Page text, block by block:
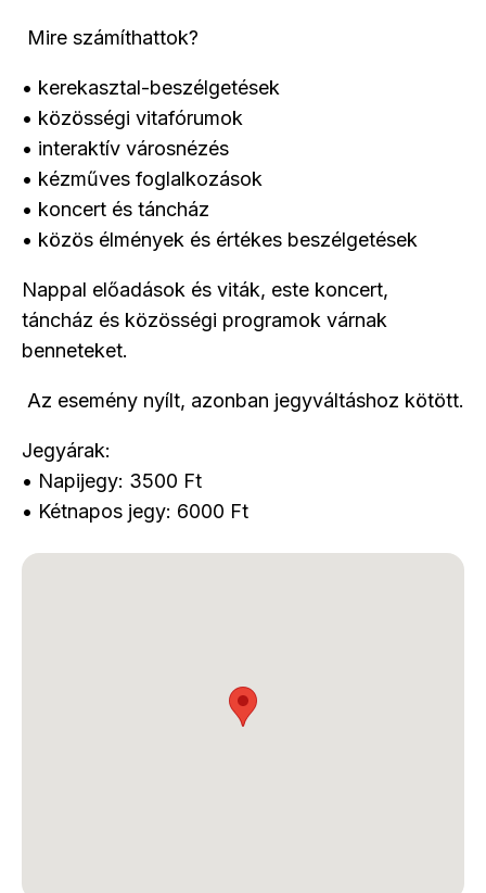
Mire számíthattok?
• kerekasztal-beszélgetések
• közösségi vitafórumok
• interaktív városnézés
• kézműves foglalkozások
• koncert és táncház
• közös élmények és értékes beszélgetések
Nappal előadások és viták, este koncert,
táncház és közösségi programok várnak
benneteket.
Az esemény nyílt, azonban jegyváltáshoz kötött.
Jegyárak:
• Napijegy: 3500 Ft
• Kétnapos jegy: 6000 Ft